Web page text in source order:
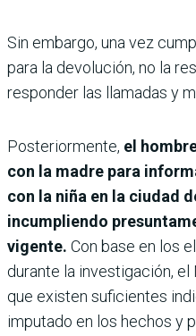
Sin embargo, una vez
para la devolución, no la
responder las llamadas y
Posteriormente, el
con la madre para
con la niña en la ciudad
incumpliendo
vigente. Con base en los
durante la investigación,
que existen suficientes
imputado en los hechos y